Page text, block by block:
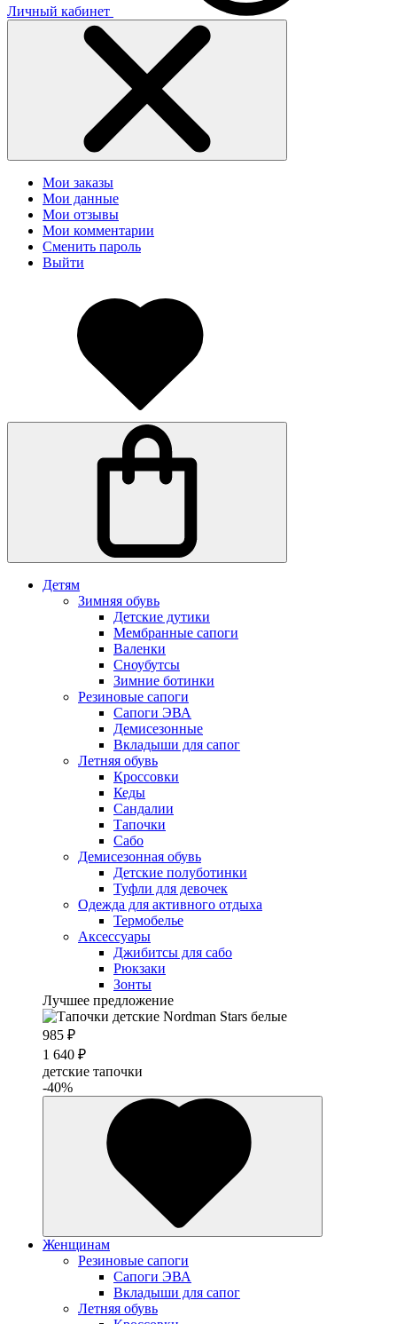
Личный кабинет
Мои заказы
Мои данные
Мои отзывы
Мои комментарии
Сменить пароль
Выйти
Детям
Зимняя обувь
Детские дутики
Мембранные сапоги
Валенки
Сноубутсы
Зимние ботинки
Резиновые сапоги
Сапоги ЭВА
Демисезонные
Вкладыши для сапог
Летняя обувь
Кроссовки
Кеды
Сандалии
Тапочки
Сабо
Демисезонная обувь
Детские полуботинки
Туфли для девочек
Одежда для активного отдыха
Термобелье
Аксессуары
Джибитсы для сабо
Рюкзаки
Зонты
Лучшее предложение
985 ₽
1 640 ₽
детские тапочки
-40%
Женщинам
Резиновые сапоги
Cапоги ЭВА
Вкладыши для сапог
Летняя обувь